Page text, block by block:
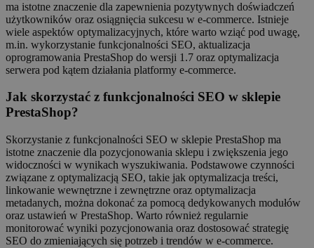
ma istotne znaczenie dla zapewnienia pozytywnych doświadczeń
użytkowników oraz osiągnięcia sukcesu w e-commerce. Istnieje
wiele aspektów optymalizacyjnych, które warto wziąć pod uwagę,
m.in. wykorzystanie funkcjonalności SEO, aktualizacja
oprogramowania PrestaShop do wersji 1.7 oraz optymalizacja
serwera pod kątem działania platformy e-commerce.
Jak skorzystać z funkcjonalności SEO w sklepie
PrestaShop?
Skorzystanie z funkcjonalności SEO w sklepie PrestaShop ma
istotne znaczenie dla pozycjonowania sklepu i zwiększenia jego
widoczności w wynikach wyszukiwania. Podstawowe czynności
związane z optymalizacją SEO, takie jak optymalizacja treści,
linkowanie wewnętrzne i zewnętrzne oraz optymalizacja
metadanych, można dokonać za pomocą dedykowanych modułów
oraz ustawień w PrestaShop. Warto również regularnie
monitorować wyniki pozycjonowania oraz dostosować strategię
SEO do zmieniających się potrzeb i trendów w e-commerce.